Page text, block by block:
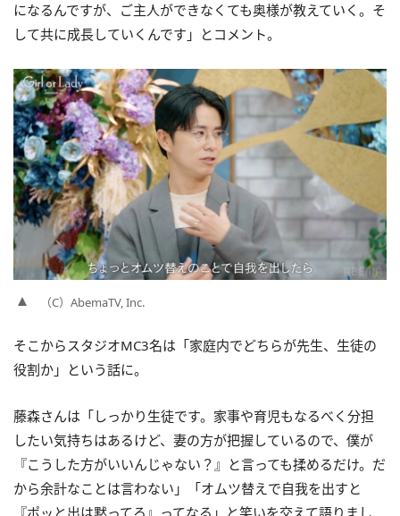
になるんですが、ご主人ができなくても奥様が教えていく。そ
して共に成長していくんです」とコメント。
（C）AbemaTV, Inc.
そこからスタジオMC3名は「家庭内でどちらが先生、生徒の
役割か」という話に。
藤森さんは「しっかり生徒です。家事や育児もなるべく分担
したい気持ちはあるけど、妻の方が把握しているので、僕が
『こうした方がいいんじゃない？』と言っても揉めるだけ。だ
から余計なことは言わない」「オムツ替えで自我を出すと
『ポッと出は黙ってろ』ってなる」と笑いを交えて語りまし